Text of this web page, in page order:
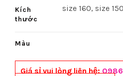
Kích
thước
size 160, size
Màu
Giá sỉ vui lòng liên hệ: